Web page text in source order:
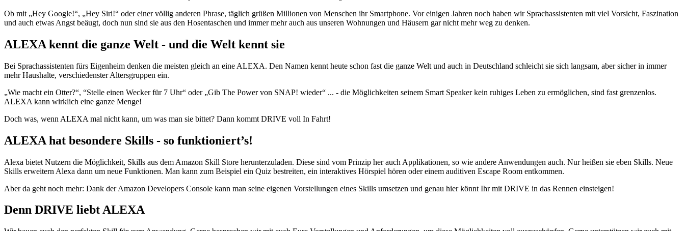
Ob mit „Hey Google!“, „Hey Siri!“ oder einer völlig anderen Phrase, täglich grüßen Millionen von Menschen ihr Smartphone. Vor einigen Jahren noch haben wir Sprachassistenten mit viel Vorsicht, Faszination
und auch etwas Angst beäugt, doch nun sind sie aus den Hosentaschen und immer mehr auch aus unseren Wohnungen und Häusern gar nicht mehr weg zu denken.
ALEXA kennt die ganze Welt - und die Welt kennt sie
Bei Sprachassistenten fürs Eigenheim denken die meisten gleich an eine ALEXA. Den Namen kennt heute schon fast die ganze Welt und auch in Deutschland schleicht sie sich langsam, aber sicher in immer
mehr Haushalte, verschiedenster Altersgruppen ein.
„Wie macht ein Otter?“, “Stelle einen Wecker für 7 Uhr“ oder „Gib The Power von SNAP! wieder“ ... - die Möglichkeiten seinem Smart Speaker kein ruhiges Leben zu ermöglichen, sind fast grenzenlos.
ALEXA kann wirklich eine ganze Menge!
Doch was, wenn ALEXA mal nicht kann, um was man sie bittet? Dann kommt DRIVE voll In Fahrt!
ALEXA hat besondere Skills - so funktioniert’s!
Alexa bietet Nutzern die Möglichkeit, Skills aus dem Amazon Skill Store herunterzuladen. Diese sind vom Prinzip her auch Applikationen, so wie andere Anwendungen auch. Nur heißen sie eben Skills. Neue
Skills erweitern Alexa dann um neue Funktionen. Man kann zum Beispiel ein Quiz bestreiten, ein interaktives Hörspiel hören oder einem auditiven Escape Room entkommen.
Aber da geht noch mehr: Dank der Amazon Developers Console kann man seine eigenen Vorstellungen eines Skills umsetzen und genau hier könnt Ihr mit DRIVE in das Rennen einsteigen!
Denn DRIVE liebt ALEXA